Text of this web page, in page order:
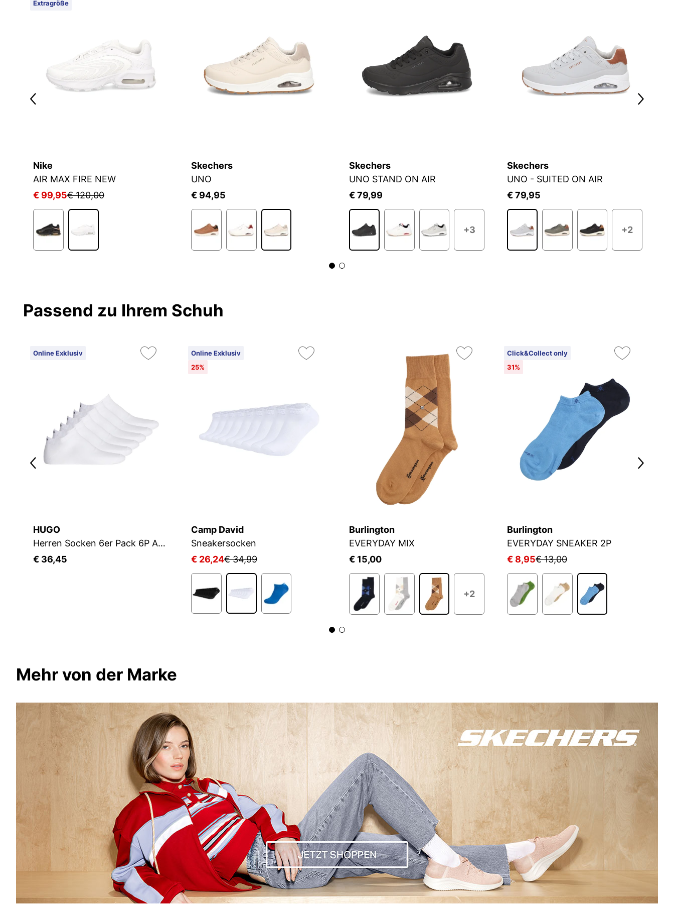
Extragröße
Nike
AIR MAX FIRE NEW
€ 99,95€ 120,00
Skechers
UNO
€ 94,95
Skechers
UNO STAND ON AIR
€ 79,99
+3
Skechers
UNO - SUITED ON AIR
€ 79,95
+2
Passend zu Ihrem Schuh
Online Exklusiv
HUGO
Herren Socken 6er Pack 6P AS UNI CC 10260253 01
€ 36,45
Online Exklusiv
25%
Camp David
Sneakersocken
€ 26,24€ 34,99
Burlington
EVERYDAY MIX
€ 15,00
+2
Click&Collect only
31%
Burlington
EVERYDAY SNEAKER 2P
€ 8,95€ 13,00
Mehr von der Marke